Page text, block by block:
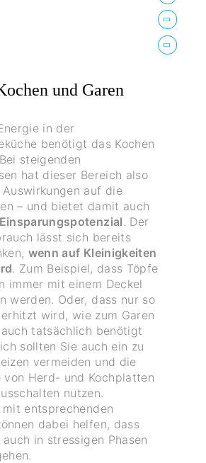
und Garen
in der
benötigt das Kochen
steigenden
hat dieser Bereich also
auf die
– und bietet damit auch
. Der
lässt sich bereits
wenn auf Kleinigkeiten
. Zum Beispiel, dass Töpfe
immer mit einem Deckel
werden. Oder, dass nur so
wird, wie zum Garen
tatsächlich benötigt
sollten Sie auch ein zu
vermeiden und die
von Herd- und Kochplatten
nutzen.
entsprechenden
dabei helfen, dass
in stressigen Phasen